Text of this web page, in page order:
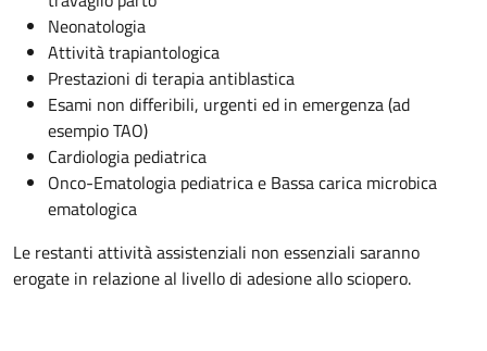
Neonatologia
Attività trapiantologica
Prestazioni di terapia antiblastica
Esami non differibili, urgenti ed in emergenza (ad
esempio TAO)
Cardiologia pediatrica
Onco-Ematologia pediatrica e Bassa carica microbica
ematologica
Le restanti attività assistenziali non essenziali saranno
erogate in relazione al livello di adesione allo sciopero.